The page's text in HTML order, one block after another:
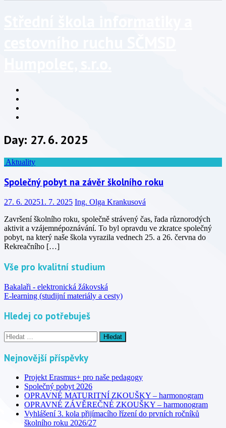
Day: 27. 6. 2025
Aktuality
Společný pobyt na závěr školního roku
27. 6. 20251. 7. 2025 Ing. Olga Krankusová
Završení školního roku, společně strávený čas, řada různorodých
aktivit a vzájemnépoznávání. To byl opravdu ve zkratce společný
pobyt, na který naše škola vyrazila vednech 25. a 26. června do
Rekreačního […]
Vše pro kvalitní studium
Bakalaři - elektronická žákovská
E-learning (studijní materiály a cesty)
Hledej co potřebuješ
Vyhledávání
Nejnovější příspěvky
Projekt Erasmus+ pro naše pedagogy
Společný pobyt 2026
OPRAVNÉ MATURITNÍ ZKOUŠKY – harmonogram
OPRAVNÉ ZÁVĚREČNÉ ZKOUŠKY – harmonogram
Vyhlášení 3. kola přijímacího řízení do prvních ročníků
školního roku 2026/27